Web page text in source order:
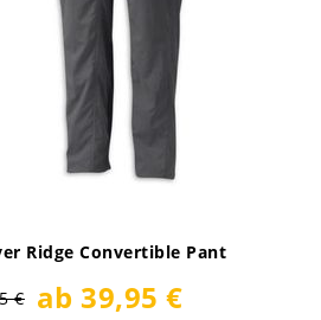
Ridge Convertible Pant
€ ab 39,95 €